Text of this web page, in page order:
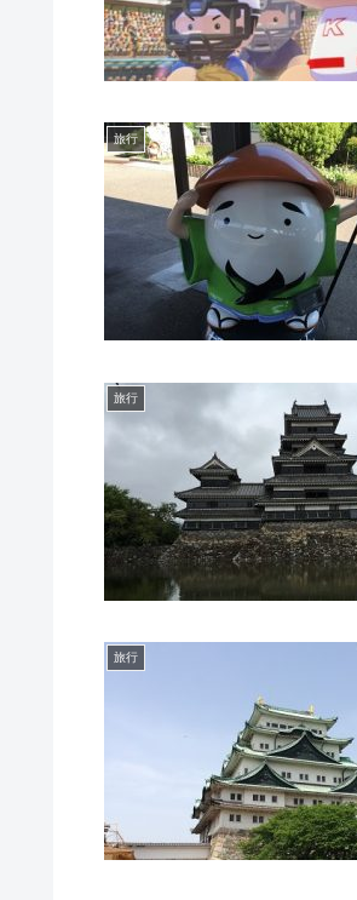
旅行
旅行
旅行